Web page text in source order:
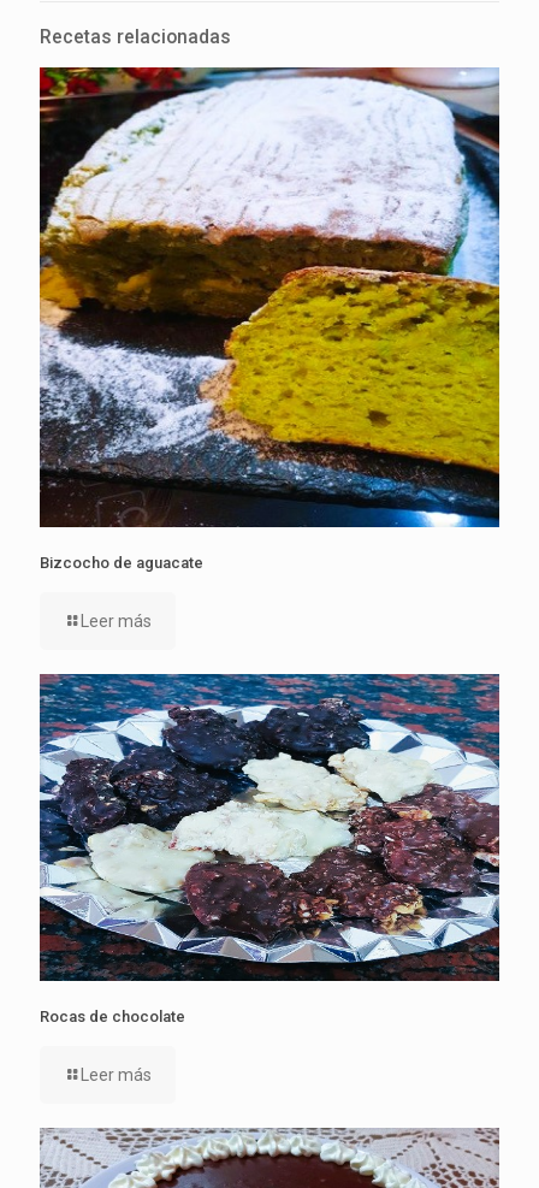
Recetas relacionadas
Bizcocho de aguacate
Leer más
Rocas de chocolate
Leer más